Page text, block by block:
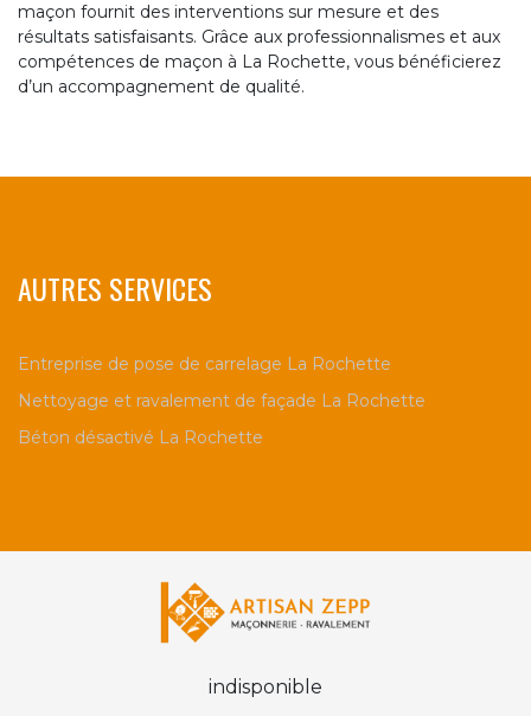
maçon fournit des interventions sur mesure et des
résultats satisfaisants. Grâce aux professionnalismes et aux
compétences de maçon à La Rochette, vous bénéficierez
d’un accompagnement de qualité.
AUTRES SERVICES
Entreprise de pose de carrelage La Rochette
Nettoyage et ravalement de façade La Rochette
Béton désactivé La Rochette
indisponible